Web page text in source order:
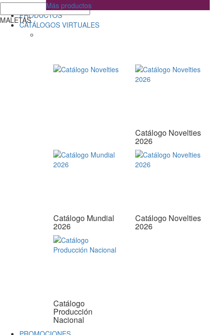
Más productos
PRODUCTOS
CATÁLOGOS VIRTUALES
Catálogo Novelties
2026
Catálogo Mundial
2026
Catálogo Novelties
2026
Catálogo
Producción
Nacional
MALETAS